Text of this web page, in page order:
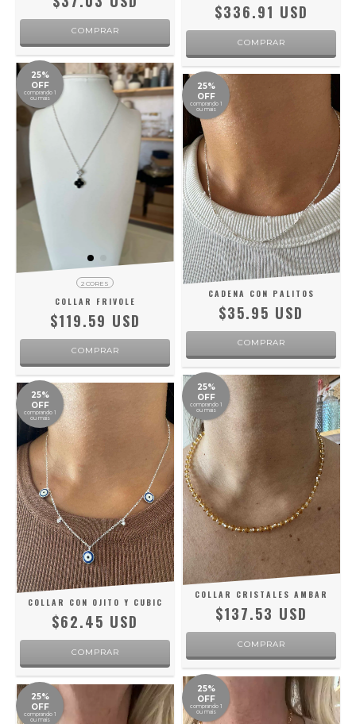
COMPRAR
$336.91 USD
25%
OFF
comprando 1
ou mais
2 CORES
COLLAR FRIVOLE
$119.59 USD
COMPRAR
25%
OFF
comprando 1
ou mais
CADENA CON PALITOS
$35.95 USD
COMPRAR
25%
OFF
comprando 1
ou mais
COLLAR CON OJITO Y CUBIC
$62.45 USD
25%
OFF
comprando 1
ou mais
COLLAR CRISTALES AMBAR
$137.53 USD
25%
OFF
comprando 1
ou mais
25%
OFF
comprando 1
ou mais